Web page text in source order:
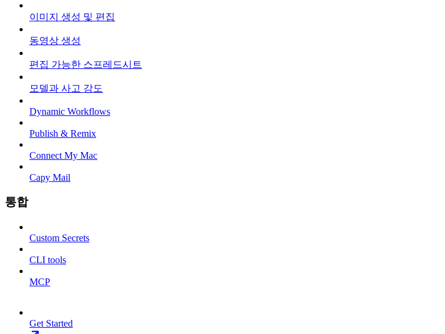
이미지 생성 및 편집
동영상 생성
편집 가능한 스프레드시트
모델과 사고 강도
Dynamic Workflows
Publish & Remix
Connect My Mac
Capy Mail
통합
Custom Secrets
CLI tools
MCP
Get Started